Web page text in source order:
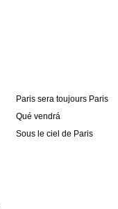
Paris sera toujours Paris
Qué vendrá
Sous le ciel de Paris